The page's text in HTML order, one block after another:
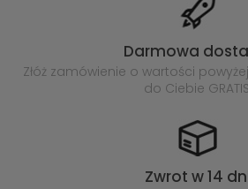
Darmowa
Złóż zamówienie o wartości powyżej
do Ciebie
Zwrot w 14